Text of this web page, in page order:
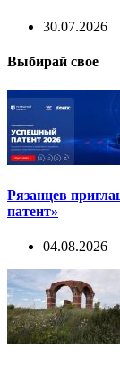
30.07.2026
Выбирай свое
Рязанцев
патент»
04.08.2026